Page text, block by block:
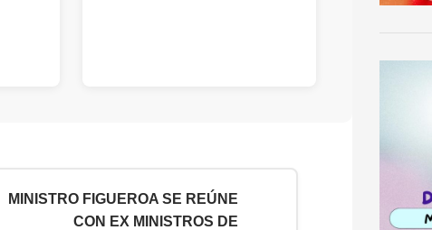
MINISTRO FIGUEROA SE REÚNE
CON EX MINISTROS DE